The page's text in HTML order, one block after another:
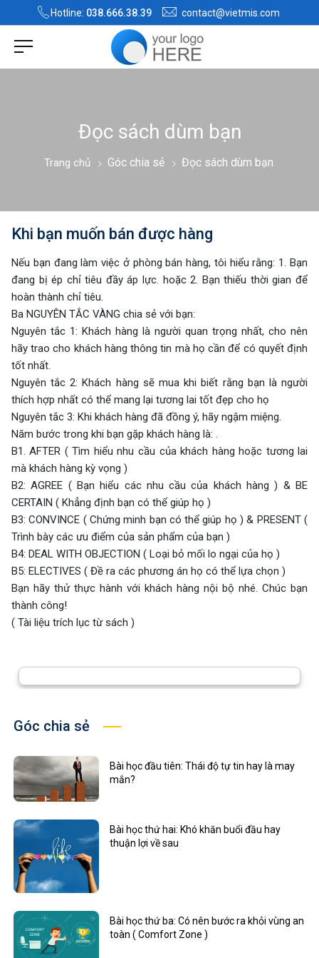
Hotline: 038.666.38.39 contact@vietmis.com
Đọc sách dùm bạn
Trang chủ Góc chia sẻ Đọc sách dùm bạn
Khi bạn muốn bán được hàng
Nếu bạn đang làm việc ở phòng bán hàng, tôi hiểu rằng: 1. Bạn
đang bị ép chỉ tiêu đầy áp lực. hoặc 2. Bạn thiếu thời gian để
hoàn thành chỉ tiêu.
Ba NGUYÊN TẮC VÀNG chia sẻ với bạn:
Nguyên tắc 1: Khách hàng là người quan trọng nhất, cho nên
hãy trao cho khách hàng thông tin mà họ cần để có quyết định
tốt nhất.
Nguyên tắc 2: Khách hàng sẽ mua khi biết rằng bạn là người
thích hợp nhất có thể mang lại tương lai tốt đẹp cho họ
Nguyên tắc 3: Khi khách hàng đã đồng ý, hãy ngậm miệng.
Năm bước trong khi bạn gặp khách hàng là: .
B1. AFTER ( Tìm hiểu nhu cầu của khách hàng hoặc tương lai
mà khách hàng kỳ vọng )
B2: AGREE ( Bạn hiểu các nhu cầu của khách hàng ) & BE
CERTAIN ( Khẳng định bạn có thể giúp họ )
B3: CONVINCE ( Chứng minh bạn có thể giúp họ ) & PRESENT (
Trình bày các ưu điểm của sản phẩm của bạn )
B4: DEAL WITH OBJECTION ( Loại bỏ mối lo ngại của họ )
B5: ELECTIVES ( Đề ra các phương án họ có thể lựa chọn )
Bạn hãy thử thực hành với khách hàng nội bộ nhé. Chúc bạn
thành công!
( Tài liệu trích lục từ sách )
Góc chia sẻ
Bài học đầu tiên: Thái độ tự tin hay là may
mắn?
Bài học thứ hai: Khó khăn buổi đầu hay
thuận lợi về sau
Bài học thứ ba: Có nên bước ra khỏi vùng an
toàn ( Comfort Zone )